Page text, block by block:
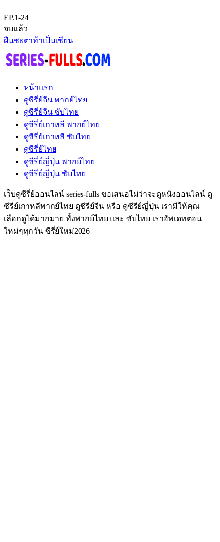
EP.1-24
จบแล้ว
ฝืนชะตาท้าเป็นเซียน
หน้าแรก
ดูซีรี่ย์จีน พากย์ไทย
ดูซีรี่ย์จีน ซับไทย
ดูซีรี่ย์เกาหลี พากย์ไทย
ดูซีรี่ย์เกาหลี ซับไทย
ดูซีรี่ย์ไทย
ดูซีรี่ย์ญี่ปุ่น พากย์ไทย
ดูซีรี่ย์ญี่ปุ่น ซับไทย
เว็บดูซีรี่ย์ออนไลน์ series-fulls ขอเสนอไม่ว่าจะดูหนังออนไลน์ ดู
ซีรีย์เกาหลีพากย์ไทย ดูซีรีย์จีน หรือ ดูซีรีย์ญี่ปุ่น เรามีให้คุณ
เลือกดูได้มากมาย ทั้งพากย์ไทย และ ซับไทย เราอัพเดทตอน
ใหม่ๆทุกวัน ซีรี่ย์ใหม่2026